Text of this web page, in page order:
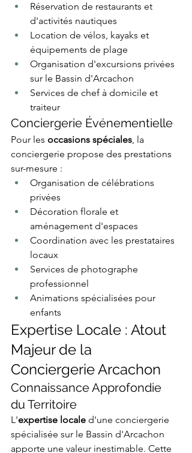
Réservation de restaurants et
d'activités nautiques
Location de vélos, kayaks et
équipements de plage
Organisation d'excursions privées
sur le Bassin d'Arcachon
Services de chef à domicile et
traiteur
Conciergerie Événementielle
Pour les occasions spéciales, la
conciergerie propose des prestations
sur-mesure :
Organisation de célébrations
privées
Décoration florale et
aménagement d'espaces
Coordination avec les prestataires
locaux
Services de photographe
professionnel
Animations spécialisées pour
enfants
Expertise Locale : Atout
Majeur de la
Conciergerie Arcachon
Connaissance Approfondie
du Territoire
L'expertise locale d'une conciergerie
spécialisée sur le Bassin d'Arcachon
apporte une valeur inestimable. Cette